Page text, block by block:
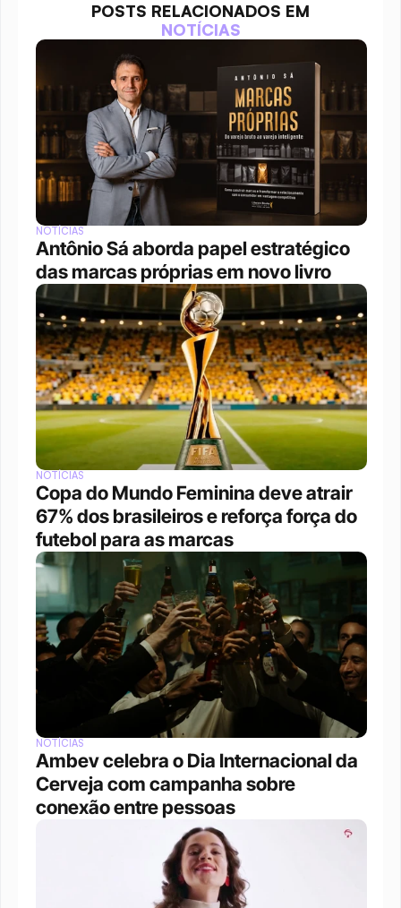
POSTS RELACIONADOS EM
NOTÍCIAS
NOTÍCIAS
Antônio Sá aborda papel estratégico
das marcas próprias em novo livro
NOTÍCIAS
Copa do Mundo Feminina deve atrair
67% dos brasileiros e reforça força do
futebol para as marcas
NOTÍCIAS
Ambev celebra o Dia Internacional da
Cerveja com campanha sobre
conexão entre pessoas